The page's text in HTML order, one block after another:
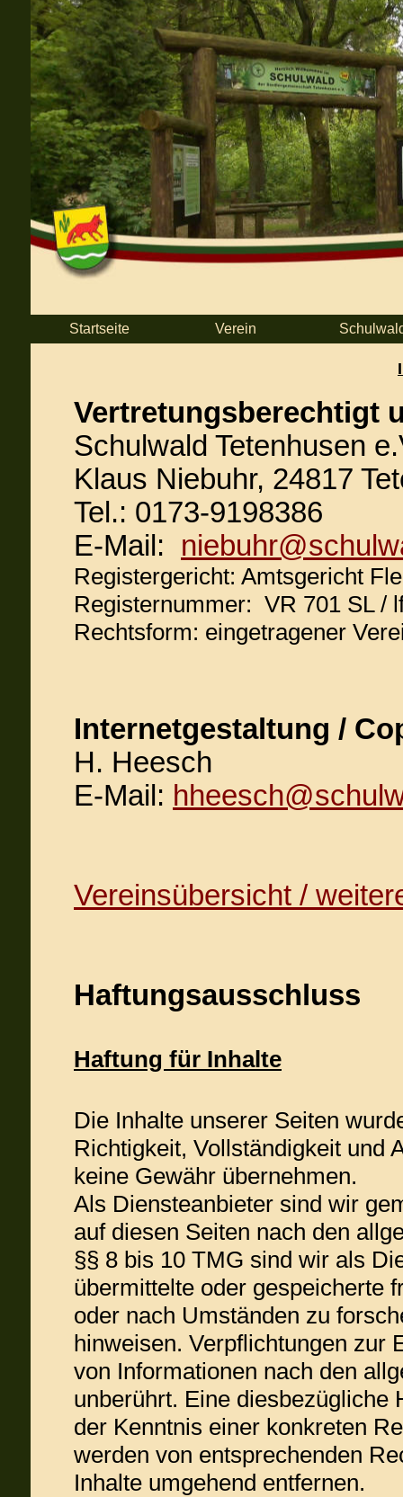
Startseite Verein
Vertretungsberechtigt
Schulwald Tetenhusen
Klaus Niebuhr, 24817
Tel.: 0173-9198386
E-Mail:
Registergericht: Amtsgericht
Registernummer: VR 701 SL /
Rechtsform: eingetragener
Internetgestaltung /
H. Heesch
E-Mail:
Vereinsübersicht /
Haftungsausschluss
Haftung für Inhalte
Die Inhalte unserer Seiten
Richtigkeit, Vollständigkeit und
keine Gewähr übernehmen.
Als Diensteanbieter sind wir
auf diesen Seiten nach den
§§ 8 bis 10 TMG sind wir als
übermittelte oder gespeicherte
oder nach Umständen zu
hinweisen. Verpflichtungen zur
von Informationen nach den
unberührt. Eine diesbezügliche
der Kenntnis einer konkreten
werden von entsprechenden
Inhalte umgehend entfernen.